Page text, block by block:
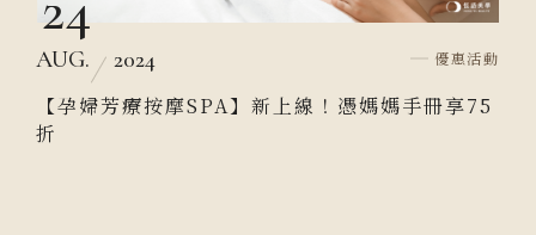
AUG. 2024 優惠活動
【孕婦芳療按摩SPA】新上線！憑媽媽手冊享75
折